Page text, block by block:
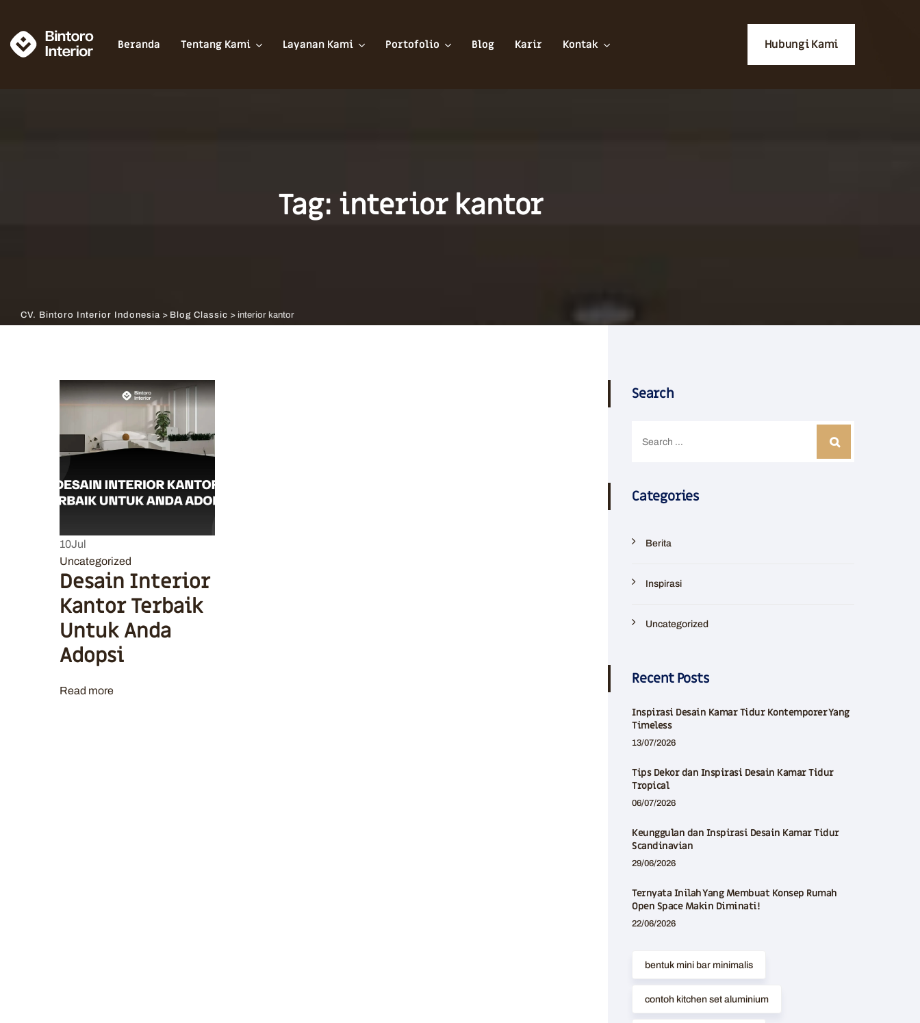
Beranda Tentang Kami Layanan Kami Portofolio Blog Karir Kontak Hubungi Kami
Tag: interior kantor
CV. Bintoro Interior Indonesia > Blog Classic > interior kantor
10Jul
Uncategorized
Desain Interior
Kantor Terbaik
Untuk Anda
Adopsi
Read more
Search
Categories
Berita
Inspirasi
Uncategorized
Recent Posts
Inspirasi Desain Kamar Tidur Kontemporer Yang
Timeless
13/07/2026
Tips Dekor dan Inspirasi Desain Kamar Tidur
Tropical
06/07/2026
Keunggulan dan Inspirasi Desain Kamar Tidur
Scandinavian
29/06/2026
Ternyata Inilah Yang Membuat Konsep Rumah
Open Space Makin Diminati!
22/06/2026
bentuk mini bar minimalis
contoh kitchen set aluminium